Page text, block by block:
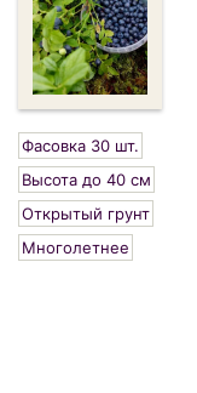
Фасовка 30 шт.
Высота до 40 см
Открытый грунт
Многолетнее